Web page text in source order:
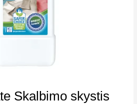
Skalbimo skystis